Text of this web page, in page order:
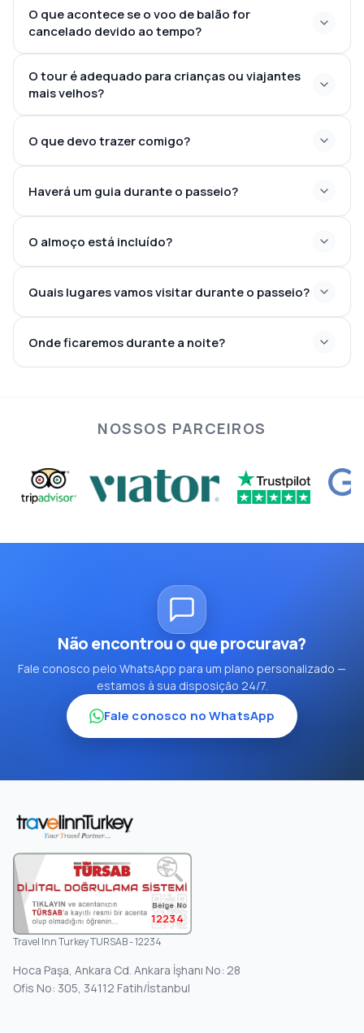
O que acontece se o voo de balão for
cancelado devido ao tempo?
O tour é adequado para crianças ou viajantes
mais velhos?
O que devo trazer comigo?
Haverá um guia durante o passeio?
O almoço está incluído?
Quais lugares vamos visitar durante o passeio?
Onde ficaremos durante a noite?
NOSSOS PARCEIROS
Não encontrou o que procurava?
Fale conosco pelo WhatsApp para um plano personalizado —
estamos à sua disposição 24/7.
Fale conosco no WhatsApp
12234
Travel Inn Turkey TURSAB - 12234
Hoca Paşa, Ankara Cd. Ankara İşhanı No: 28
Ofis No: 305, 34112 Fatih/İstanbul